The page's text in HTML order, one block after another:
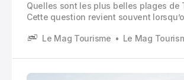
Quelles sont les plus belles plages de
Cette question revient souvent
Le Mag Tourisme
Le Mag